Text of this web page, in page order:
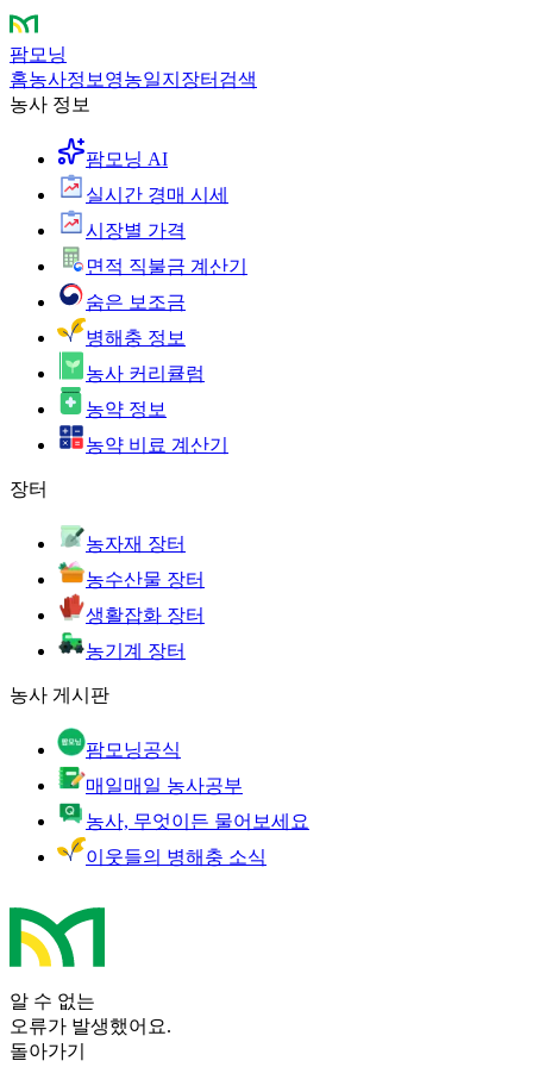
팜모닝
홈농사정보 영농일지 장터 검색
농사 정보
팜모닝 AI
실시간 경매 시세
시장별 가격
면적 직불금 계산기
숨은 보조금
병해충 정보
농사 커리큘럼
농약 정보
농약 비료 계산기
장터
농자재 장터
농수산물 장터
생활잡화 장터
농기계 장터
농사 게시판
팜모닝공식
매일매일 농사공부
농사, 무엇이든 물어보세요
이웃들의 병해충 소식
알 수 없는
오류가 발생했어요.
돌아가기